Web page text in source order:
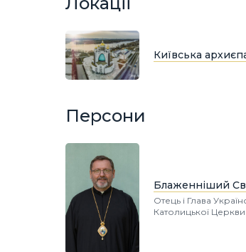
Київська
Персони
Блаженніший
Отець і Глава
Католицької Церкви